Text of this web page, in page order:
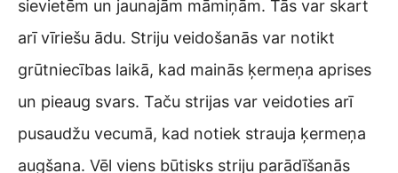
sievietēm un jaunajām māmiņām. Tās var skart
arī vīriešu ādu. Striju veidošanās var notikt
grūtniecības laikā, kad mainās ķermeņa aprises
un pieaug svars. Taču strijas var veidoties arī
pusaudžu vecumā, kad notiek strauja ķermeņa
augšana. Vēl viens būtisks striju parādīšanās